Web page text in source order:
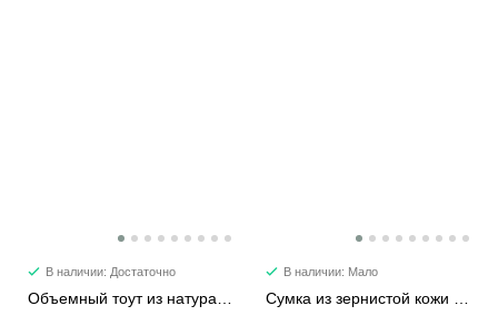
В наличии: Достаточно В наличии: Мало